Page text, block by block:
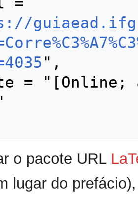
",
o pacote URL
lugar do